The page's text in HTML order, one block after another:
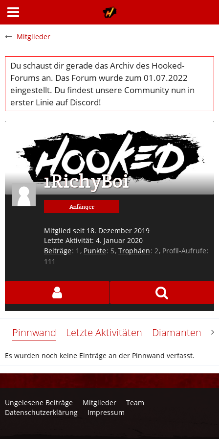
Mitglieder
1RichyBoi
Anfänger
Mitglied seit 18. Dezember 2019
Letzte Aktivität: 4. Januar 2020
Beiträge 1 Punkte 5 Trophäen 2 Profil-Aufrufe
111
Pinnwand Letzte Aktivitäten Diamanten
Es wurden noch keine Einträge an der Pinnwand verfasst.
Ungelesene Beiträge Mitglieder
Team
Datenschutzerklärung
Impressum